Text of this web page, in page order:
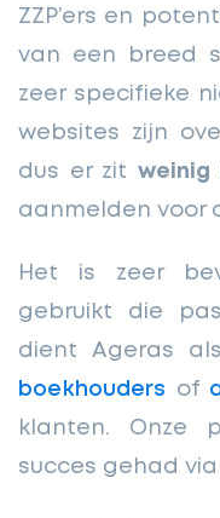
ZZP’ers en
van een breed
zeer specifieke
websites zijn
dus er zitweinig
aanmelden voor
Het is zeer
gebruikt die
dient Ageras
boekhouders of
klanten. Onze
succes gehad